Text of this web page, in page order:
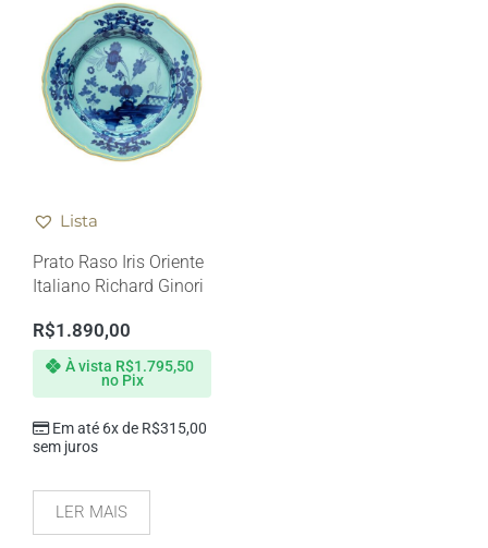
Lista
Prato Raso Iris Oriente
Italiano Richard Ginori
R$1.890,00
Em até 6x de R$315,00
sem juros
À vista R$1.795,50
no Pix
LER MAIS